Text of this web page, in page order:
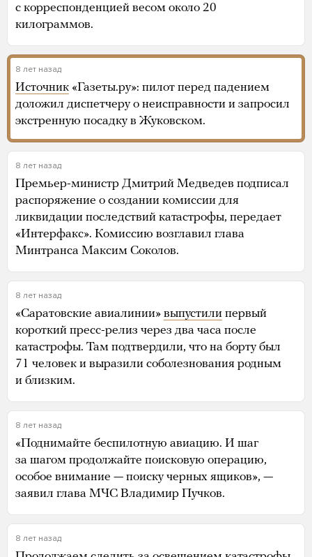
с корреспонденцией весом около 20
килограммов.
8 лет назад
Источник «Газеты.ру»: пилот перед падением
доложил диспетчеру о неисправности и запросил
экстренную посадку в Жуковском.
8 лет назад
Премьер-министр Дмитрий Медведев подписал
распоряжение о создании комиссии для
ликвидации последствий катастрофы, передает
«Интерфакс». Комиссию возглавил глава
Минтранса Максим Соколов.
8 лет назад
«Саратовские авиалинии» выпустили первый
короткий пресс-релиз через два часа после
катастрофы. Там подтвердили, что на борту был
71 человек и выразили соболезнования родным
и близким.
8 лет назад
«Поднимайте беспилотную авиацию. И шаг
за шагом продолжайте поисковую операцию,
особое внимание — поиску черных ящиков», —
заявил глава МЧС Владимир Пучков.
8 лет назад